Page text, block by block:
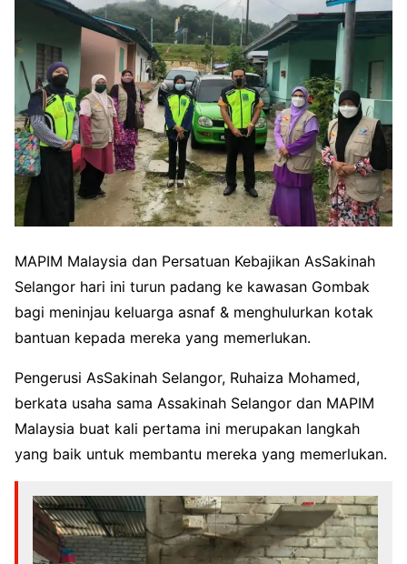
MAPIM Malaysia dan Persatuan Kebajikan AsSakinah
Selangor hari ini turun padang ke kawasan Gombak
bagi meninjau keluarga asnaf & menghulurkan kotak
bantuan kepada mereka yang memerlukan.
Pengerusi AsSakinah Selangor, Ruhaiza Mohamed,
berkata usaha sama Assakinah Selangor dan MAPIM
Malaysia buat kali pertama ini merupakan langkah
yang baik untuk membantu mereka yang memerlukan.